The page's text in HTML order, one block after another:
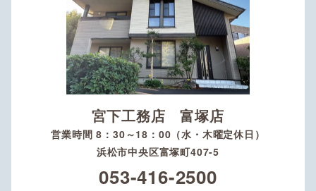
宮下工務店 富塚店
営業時間 8：30～18：00（水・木曜定休日）
浜松市中央区富塚町407-5
053-416-2500